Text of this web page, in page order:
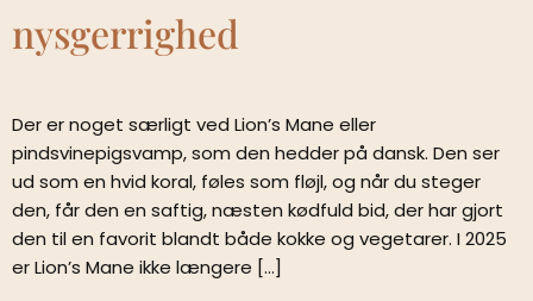
nysgerrighed
Der er noget særligt ved Lion’s Mane eller
pindsvinepigsvamp, som den hedder på dansk. Den ser
ud som en hvid koral, føles som fløjl, og når du steger
den, får den en saftig, næsten kødfuld bid, der har gjort
den til en favorit blandt både kokke og vegetarer. I 2025
er Lion’s Mane ikke længere […]